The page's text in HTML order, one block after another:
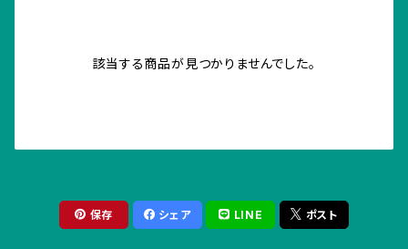
該当する商品が見つかりませんでした。
保存 シェア LINE ポスト